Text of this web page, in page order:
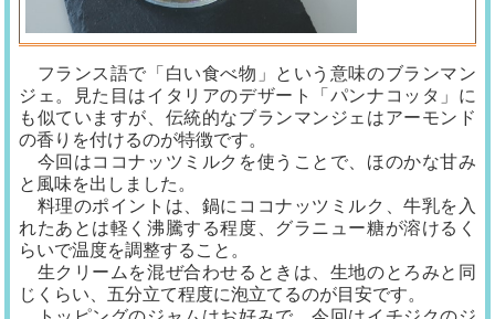
フランス語で「白い食べ物」という意味のブランマン
ジェ。見た目はイタリアのデザート「パンナコッタ」に
も似ていますが、伝統的なブランマンジェはアーモンド
の香りを付けるのが特徴です。
今回はココナッツミルクを使うことで、ほのかな甘み
と風味を出しました。
料理のポイントは、鍋にココナッツミルク、牛乳を入
れたあとは軽く沸騰する程度、グラニュー糖が溶けるく
らいで温度を調整すること。
生クリームを混ぜ合わせるときは、生地のとろみと同
じくらい、五分立て程度に泡立てるのが目安です。